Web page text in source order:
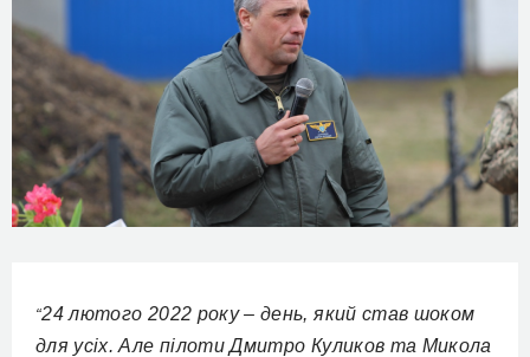
“24 лютого 2022 року – день, який став шоком
для усіх. Але пілоти Дмитро Куликов та Микола